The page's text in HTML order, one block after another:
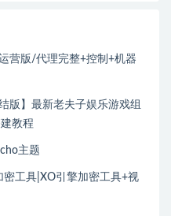
营版/代理完整+控制+机器
版】最新老夫子娱乐游戏组
教程
主题
工具|XO引擎加密工具+视